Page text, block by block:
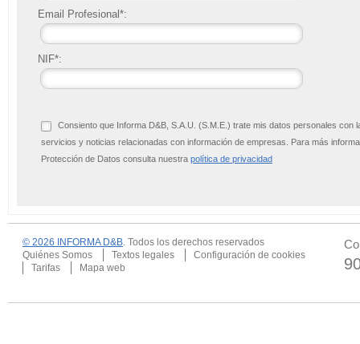
Email Profesional*:
NIF*:
Consiento que Informa D&B, S.A.U. (S.M.E.) trate mis datos personales
servicios y noticias relacionadas con información de empresas. Para más
Protección de Datos consulta nuestra política de privacidad
© 2026 INFORMA D&B. Todos los derechos reservados
Quiénes Somos
Textos legales
Configuración de cookies
Tarifas
Mapa web